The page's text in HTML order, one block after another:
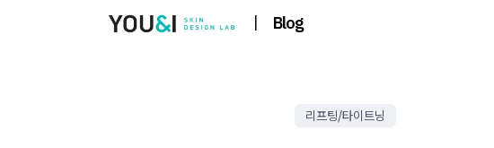
| Blog
리프팅/타이트닝